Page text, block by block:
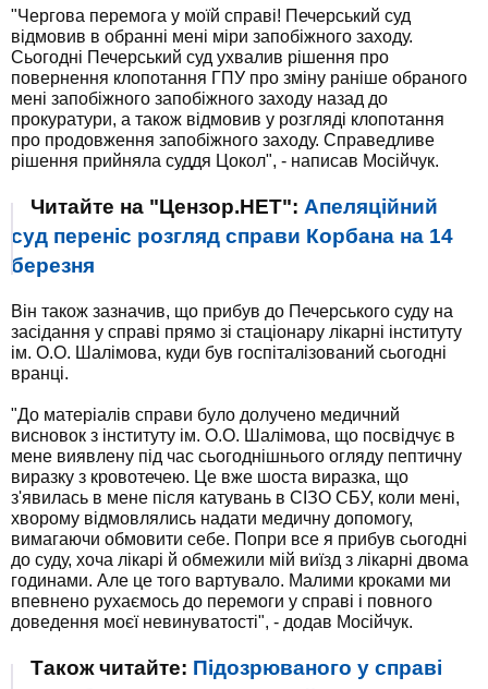
"Чергова перемога у моїй справі! Печерський суд
відмовив в обранні мені міри запобіжного заходу.
Сьогодні Печерський суд ухвалив рішення про
повернення клопотання ГПУ про зміну раніше обраного
мені запобіжного запобіжного заходу назад до
прокуратури, а також відмовив у розгляді клопотання
про продовження запобіжного заходу. Справедливе
рішення прийняла суддя Цокол", - написав Мосійчук.
Читайте на "Цензор.НЕТ": Апеляційний
суд переніс розгляд справи Корбана на 14
березня
Він також зазначив, що прибув до Печерського суду на
засідання у справі прямо зі стаціонару лікарні інституту
ім. О.О. Шалімова, куди був госпіталізований сьогодні
вранці.
"До матеріалів справи було долучено медичний
висновок з інституту ім. О.О. Шалімова, що посвідчує в
мене виявлену під час сьогоднішнього огляду пептичну
виразку з кровотечею. Це вже шоста виразка, що
з'явилась в мене після катувань в СІЗО СБУ, коли мені,
хворому відмовлялись надати медичну допомогу,
вимагаючи обмовити себе. Попри все я прибув сьогодні
до суду, хоча лікарі й обмежили мій виїзд з лікарні двома
годинами. Але це того вартувало. Малими кроками ми
впевнено рухаємось до перемоги у справі і повного
доведення моєї невинуватості", - додав Мосійчук.
Також читайте: Підозрюваного у справі